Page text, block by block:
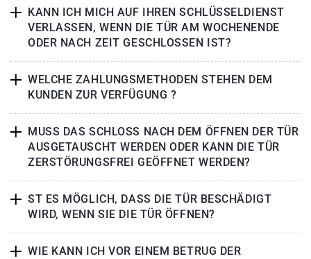
KANN ICH MICH AUF IHREN SCHLÜSSELDIENST
VERLASSEN, WENN DIE TÜR AM WOCHENENDE
ODER NACH ZEIT GESCHLOSSEN IST?
WELCHE ZAHLUNGSMETHODEN STEHEN DEM
KUNDEN ZUR VERFÜGUNG ?
MUSS DAS SCHLOSS NACH DEM ÖFFNEN DER TÜR
AUSGETAUSCHT WERDEN ODER KANN DIE TÜR
ZERSTÖRUNGSFREI GEÖFFNET WERDEN?
ST ES MÖGLICH, DASS DIE TÜR BESCHÄDIGT
WIRD, WENN SIE DIE TÜR ÖFFNEN?
WIE KANN ICH VOR EINEM BETRUG DER